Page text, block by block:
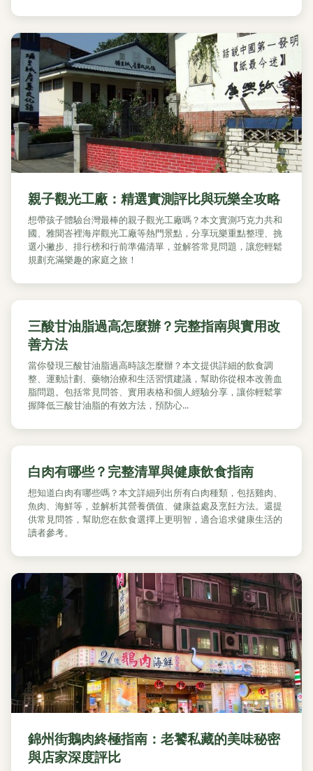
親子觀光工廠：精選實測評比與玩樂全攻略
想帶孩子體驗台灣最棒的親子觀光工廠嗎？本文實測巧克力共和
國、雅聞峇裡海岸觀光工廠等熱門景點，分享玩樂重點整理、挑
選小撇步、排行榜和行前準備清單，並解答常見問題，讓您輕鬆
規劃充滿樂趣的家庭之旅！
三酸甘油脂過高怎麼辦？完整指南與實用改
善方法
當你發現三酸甘油脂過高時該怎麼辦？本文提供詳細的飲食調
整、運動計劃、藥物治療和生活習慣建議，幫助你從根本改善血
脂問題。包括常見問答、實用表格和個人經驗分享，讓你輕鬆掌
握降低三酸甘油脂的有效方法，預防心...
白肉有哪些？完整清單與健康飲食指南
想知道白肉有哪些嗎？本文詳細列出所有白肉種類，包括雞肉、
魚肉、海鮮等，並解析其營養價值、健康益處及烹飪方法。還提
供常見問答，幫助您在飲食選擇上更明智，適合追求健康生活的
讀者參考。
錦州街鵝肉終極指南：老饕私藏的美味秘密
與店家深度評比